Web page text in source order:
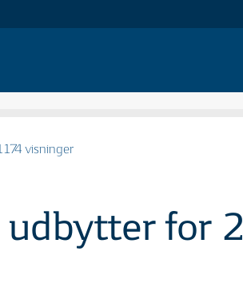
visninger
udbytter for